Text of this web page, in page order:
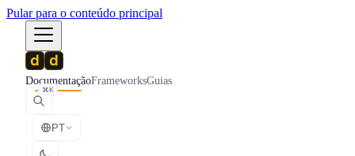
Pular para o conteúdo principal
DocumentaçãoFrameworksGuias
⌘K
PT